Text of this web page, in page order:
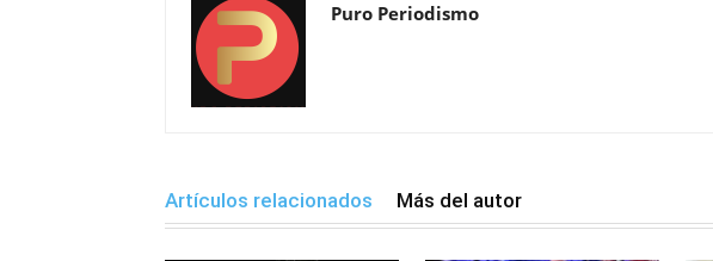
Puro Periodismo
Artículos relacionados Más del autor